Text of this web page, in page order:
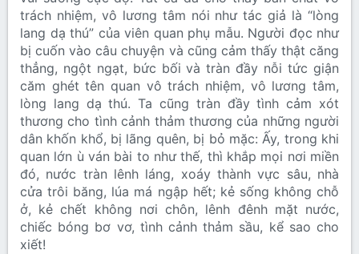
trách nhiệm, vô lương tâm nói như tác giả là “lòng
lang dạ thú” của viên quan phụ mẫu. Người đọc như
bị cuốn vào câu chuyện và cũng cảm thấy thật căng
thẳng, ngột ngạt, bức bối và tràn đầy nỗi tức giận
căm ghét tên quan vô trách nhiệm, vô lương tâm,
lòng lang dạ thú. Ta cũng tràn đầy tình cảm xót
thương cho tình cảnh thảm thương của những người
dân khốn khổ, bị lãng quên, bị bỏ mặc: Ấy, trong khi
quan lớn ù ván bài to như thế, thì khắp mọi nơi miền
đó, nước tràn lênh láng, xoáy thành vực sâu, nhà
cửa trôi băng, lúa má ngập hết; kẻ sống không chỗ
ở, kẻ chết không nơi chôn, lênh đênh mặt nước,
chiếc bóng bơ vơ, tình cảnh thảm sầu, kể sao cho
xiết!